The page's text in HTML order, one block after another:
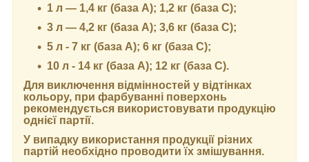
1 л — 1,4 кг (база А); 1,2 кг (база С);
3 л — 4,2 кг (база А); 3,6 кг (база C);
5 л - 7 кг (база А); 6 кг (база С);
10 л - 14 кг (база А); 12 кг (база С).
Для виключення відмінностей у відтінках
кольору, при фарбуванні поверхонь
рекомендується використовувати продукцію
однієї партії.
У випадку використання продукції різних
партій необхідно проводити їх змішування.